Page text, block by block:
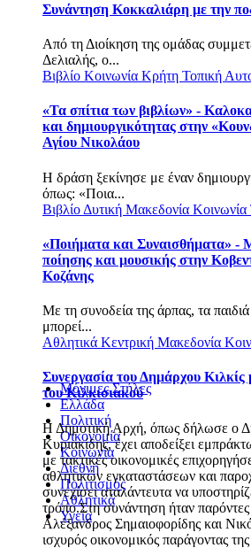
Συνάντηση Κοκκαλιάρη με την
Από τη Διοίκηση της ομάδας
Δελιαλής, ο...
Βιβλίο Κοινωνία Κρήτη Τοπική
«Τα σπίτια των βιβλίων» -
και δημιουργικότητας στην
Αγίου Νικολάου
Η δράση ξεκίνησε με έναν
όπως: «Ποια...
Βιβλίο Δυτική Μακεδονία Κοινωνία
«Ποιήματα και Συναισθήματα» -
ποίησης και μουσικής στην
Κοζάνης
Με τη συνοδεία της άρπας, τα
μπορεί...
Αθλητικά Κεντρική Μακεδονία
Συνεργασία του Δημάρχου Κιλκίς
του Κιλκισιακού
Η Δημοτική Αρχή, όπως δήλωσε ο
Κυριακίδης, έχει αποδείξει
με τακτικές οικονομικές
αθλητικών εγκαταστάσεων και
συνεχίσει αταλάντευτα να
τρόπο.Στη συνάντηση ήταν παρόντες
Αλέξανδρος Σημαιοφορίδης και
ισχυρός οικονομικός παράγοντας
Μόνιμες Στήλες
Ελλάδα
Πολιτική
Οικονομία
Κοινωνία
Διεθνή
Πολιτισμός
Αθλητικά
Υγεία